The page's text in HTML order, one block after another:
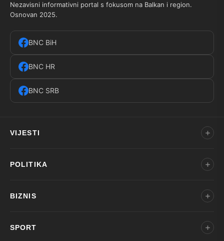
Nezavisni informativni portal s fokusom na Balkan i region.
Osnovan 2025.
BNC BiH
BNC HR
BNC SRB
VIJESTI
POLITIKA
BIZNIS
SPORT